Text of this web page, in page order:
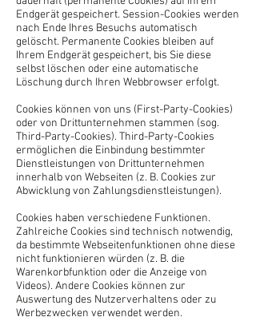
Endgerät gespeichert. Session-Cookies werden
nach Ende Ihres Besuchs automatisch
gelöscht. Permanente Cookies bleiben auf
Ihrem Endgerät gespeichert, bis Sie diese
selbst löschen oder eine automatische
Löschung durch Ihren Webbrowser erfolgt.
Cookies können von uns (First-Party-Cookies)
oder von Drittunternehmen stammen (sog.
Third-Party-Cookies). Third-Party-Cookies
ermöglichen die Einbindung bestimmter
Dienstleistungen von Drittunternehmen
innerhalb von Webseiten (z. B. Cookies zur
Abwicklung von Zahlungsdienstleistungen).
Cookies haben verschiedene Funktionen.
Zahlreiche Cookies sind technisch notwendig,
da bestimmte Webseitenfunktionen ohne diese
nicht funktionieren würden (z. B. die
Warenkorbfunktion oder die Anzeige von
Videos). Andere Cookies können zur
Auswertung des Nutzerverhaltens oder zu
Werbezwecken verwendet werden.